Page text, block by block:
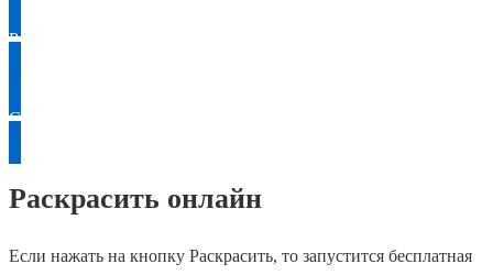
Раскрасить
Скачать
Раскрасить онлайн
Если нажать на кнопку Раскрасить, то запустится бесплатная